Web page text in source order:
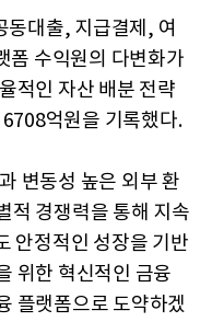
동대출, 지급결제, 여
폼 수익원의 다변화가
적인 자산 배분 전략
억원을 기록했다.
변동성 높은 외부 환
적 경쟁력을 통해 지속
안정적인 성장을 기반
위한 혁신적인 금융
플랫폼으로 도약하겠